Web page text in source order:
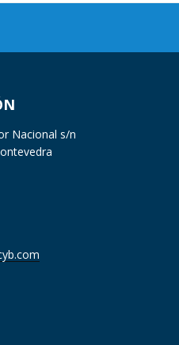
Nacional s/n